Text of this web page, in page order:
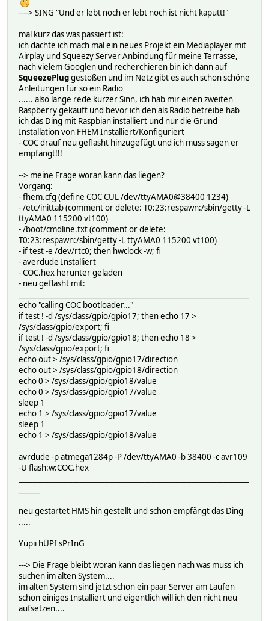
----> SING "Und er lebt noch er lebt noch ist nicht kaputt!"
mal kurz das was passiert ist:
ich dachte ich mach mal ein neues Projekt ein Mediaplayer mit
Airplay und Squeezy Server Anbindung für meine Terrasse,
nach vielem Googlen und recherchieren bin ich dann auf
SqueezePluggestoßen und im Netz gibt es auch schon schöne
Anleitungen für so ein Radio
...... also lange rede kurzer Sinn, ich hab mir einen zweiten
Raspberry gekauft und bevor ich den als Radio betreibe hab
ich das Ding mit Raspbian installiert und nur die Grund
Installation von FHEM Installiert/Konfiguriert
- COC drauf neu geflasht hinzugefügt und ich muss sagen er
empfängt!!!
--> meine Frage woran kann das liegen?
Vorgang:
- fhem.cfg (define COC CUL /dev/ttyAMA0@38400 1234)
- /etc/inittab (comment or delete: T0:23:respawn:/sbin/getty -L
ttyAMA0 115200 vt100)
- /boot/cmdline.txt (comment or delete:
T0:23:respawn:/sbin/getty -L ttyAMA0 115200 vt100)
- if test -e /dev/rtc0; then hwclock -w; fi
- averdude Installiert
- COC.hex herunter geladen
- neu geflasht mit:
echo "calling COC bootloader..."
if test ! -d /sys/class/gpio/gpio17; then echo 17 >
/sys/class/gpio/export; fi
if test ! -d /sys/class/gpio/gpio18; then echo 18 >
/sys/class/gpio/export; fi
echo out > /sys/class/gpio/gpio17/direction
echo out > /sys/class/gpio/gpio18/direction
echo 0 > /sys/class/gpio/gpio18/value
echo 0 > /sys/class/gpio/gpio17/value
sleep 1
echo 1 > /sys/class/gpio/gpio17/value
sleep 1
echo 1 > /sys/class/gpio/gpio18/value
avrdude -p atmega1284p -P /dev/ttyAMA0 -b 38400 -c avr109
-U flash:w:COC.hex
neu gestartet HMS hin gestellt und schon empfängt das Ding
.....
Yüpii hÜPf sPrInG
---> Die Frage bleibt woran kann das liegen nach was muss ich
suchen im alten System....
im alten System sind jetzt schon ein paar Server am Laufen
schon einiges Installiert und eigentlich will ich den nicht neu
aufsetzen....